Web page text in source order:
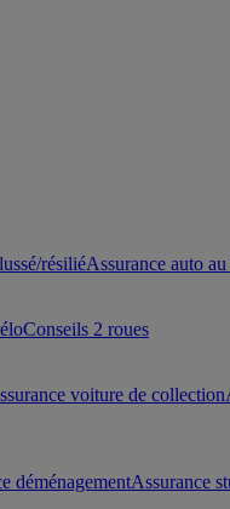
résiliéAssurance auto
Conseils 2 roues
voiture de collection
déménagementAssurance